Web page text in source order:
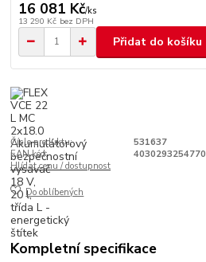
16 081 Kč/ks
13 290 Kč bez DPH
Přidat do košíku
Číslo produktu:
531637
EAN kód:
4030293254770
Hlídat cenu / dostupnost
Do oblíbených
Kompletní specifikace